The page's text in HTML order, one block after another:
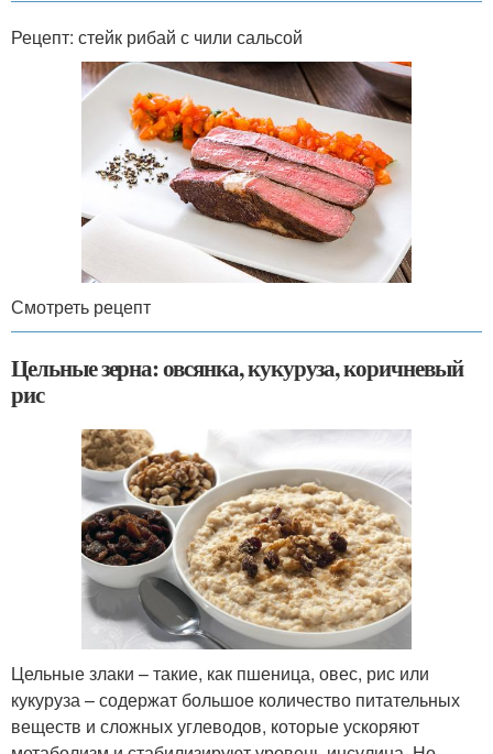
Рецепт: стейк рибай с чили сальсой
Смотреть рецепт
Цельные зерна: овсянка, кукуруза, коричневый
рис
Цельные злаки – такие, как пшеница, овес, рис или
кукуруза – содержат большое количество питательных
веществ и сложных углеводов, которые ускоряют